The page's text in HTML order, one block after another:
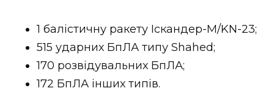
НОВИНИ ЗАХІДНОЇ УКРАЇНИ
1 балістичну ракету Іскандер-М/KN-23;
515 ударних БпЛА типу Shahed;
170 розвідувальних БпЛА;
172 БпЛА інших типів.